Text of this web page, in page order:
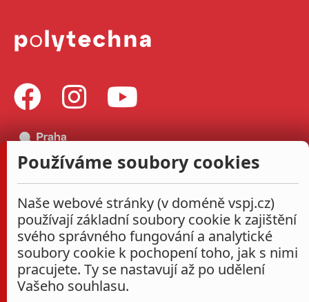
Používáme soubory cookies
Naše webové stránky (v doméně vspj.cz)
používají základní soubory cookie k zajištění
svého správného fungování a analytické
soubory cookie k pochopení toho, jak s nimi
pracujete. Ty se nastavují až po udělení
Vašeho souhlasu.